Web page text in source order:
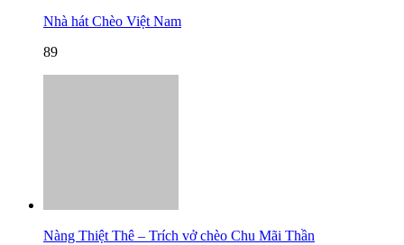
Nhà hát Chèo Việt Nam
89
Nàng Thiệt Thê – Trích vở chèo Chu Mãi Thần